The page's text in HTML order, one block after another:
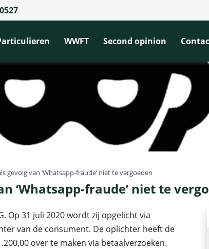
WWFT Second opinion
gevolg van ‘Whatsapp-fraude’ niet te vergoeden
‘Whatsapp-fraude’ niet te
Op 31 juli 2020 wordt zij opgelicht via
van de consument. De oplichter heeft de
over te maken via betaalverzoeken.